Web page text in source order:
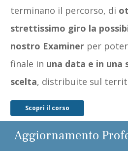
terminano il percorso, di
strettissimo giro la
nostro Examiner per
finale in una data e in una
scelta, distribuite sul
Scopri il corso
Aggiornamento